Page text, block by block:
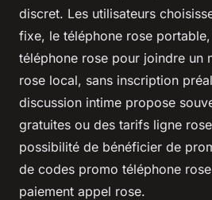
discret. Les utilisateurs
fixe, le téléphone rose
téléphone rose pour joindre un
rose local, sans inscription
discussion intime propose
gratuites ou des tarifs ligne
possibilité de bénéficier de
de codes promo téléphone
paiement appel rose.